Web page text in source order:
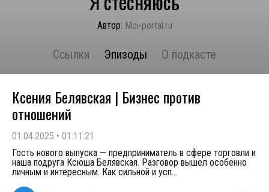
Автор: Moi-portal.ru
Ссылки Эпизоды О подкасте
Ксения Белявская | Бизнес против
отношений
01.04.2025 • 01:11:21
Гость нового выпуска — предприниматель в сфере торговли и
наша подруга Ксюша Белявская. Разговор вышел особенно
личным и интересным. Как сильной и усп...